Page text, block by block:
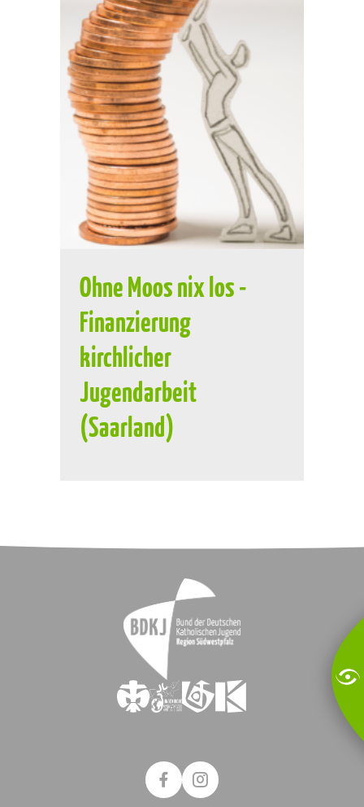
Ohne Moos nix los -
Finanzierung
kirchlicher
Jugendarbeit
(Saarland)